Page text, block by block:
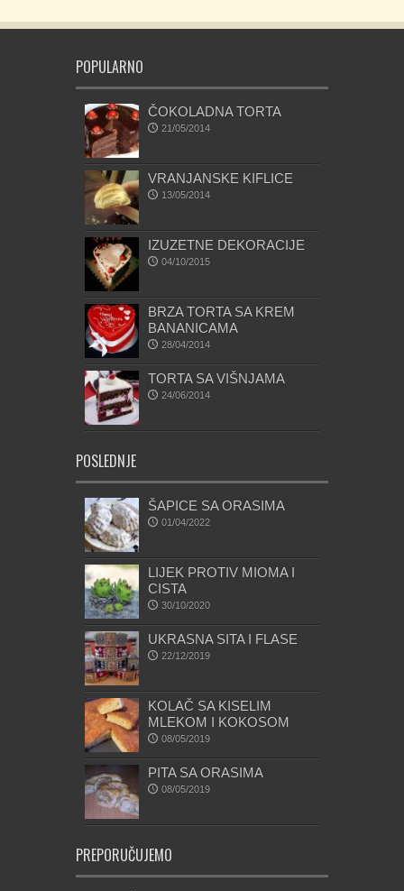
POPULARNO
ČOKOLADNA TORTA
21/05/2014
VRANJANSKE KIFLICE
13/05/2014
IZUZETNE DEKORACIJE
04/10/2015
BRZA TORTA SA KREM
BANANICAMA
28/04/2014
TORTA SA VIŠNJAMA
24/06/2014
POSLEDNJE
ŠAPICE SA ORASIMA
01/04/2022
LIJEK PROTIV MIOMA I
CISTA
30/10/2020
UKRASNA SITA I FLASE
22/12/2019
KOLAČ SA KISELIM
MLEKOM I KOKOSOM
08/05/2019
PITA SA ORASIMA
08/05/2019
PREPORUČUJEMO